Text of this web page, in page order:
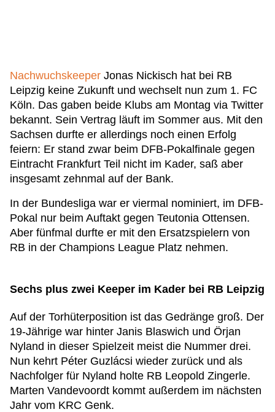
Nachwuchskeeper Jonas Nickisch hat bei RB
Leipzig keine Zukunft und wechselt nun zum 1. FC
Köln. Das gaben beide Klubs am Montag via Twitter
bekannt. Sein Vertrag läuft im Sommer aus. Mit den
Sachsen durfte er allerdings noch einen Erfolg
feiern: Er stand zwar beim DFB-Pokalfinale gegen
Eintracht Frankfurt Teil nicht im Kader, saß aber
insgesamt zehnmal auf der Bank.
In der Bundesliga war er viermal nominiert, im DFB-
Pokal nur beim Auftakt gegen Teutonia Ottensen.
Aber fünfmal durfte er mit den Ersatzspielern von
RB in der Champions League Platz nehmen.
Sechs plus zwei Keeper im Kader bei RB Leipzig
Auf der Torhüterposition ist das Gedränge groß. Der
19-Jährige war hinter Janis Blaswich und Örjan
Nyland in dieser Spielzeit meist die Nummer drei.
Nun kehrt Péter Guzlácsi wieder zurück und als
Nachfolger für Nyland holte RB Leopold Zingerle.
Marten Vandevoordt kommt außerdem im nächsten
Jahr vom KRC Genk.